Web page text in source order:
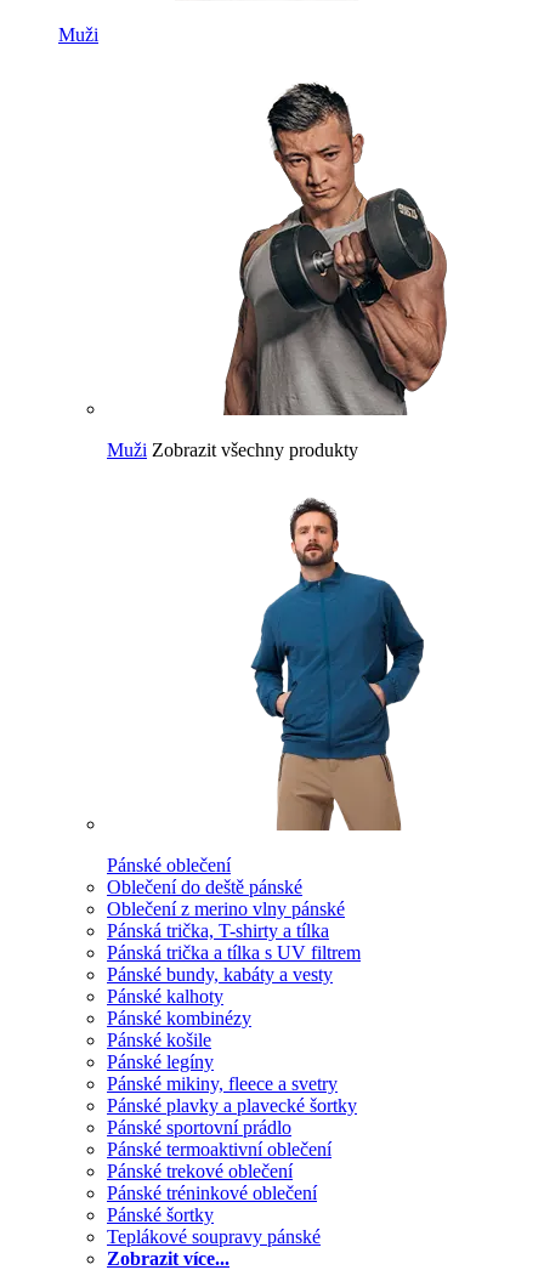
Muži
Muži Zobrazit všechny produkty
Pánské oblečení
Oblečení do deště pánské
Oblečení z merino vlny pánské
Pánská trička, T-shirty a tílka
Pánská trička a tílka s UV filtrem
Pánské bundy, kabáty a vesty
Pánské kalhoty
Pánské kombinézy
Pánské košile
Pánské legíny
Pánské mikiny, fleece a svetry
Pánské plavky a plavecké šortky
Pánské sportovní prádlo
Pánské termoaktivní oblečení
Pánské trekové oblečení
Pánské tréninkové oblečení
Pánské šortky
Teplákové soupravy pánské
Zobrazit více...